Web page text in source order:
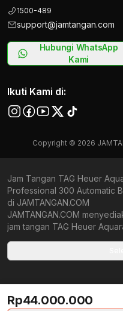
1500-489
support@jamtangan.com
Hubungi WhatsApp
Kami
Ikuti Kami di:
Copyright © 2026
Jam Tangan TAG Heuer
Professional 300 Automatic
di JAMTANGAN.COM
JAMTANGAN.COM
jam tangan TAG Heuer
Warranty). Kami
produk yang tersedia
berkualitas tinggi, dan
Rp44.000.000